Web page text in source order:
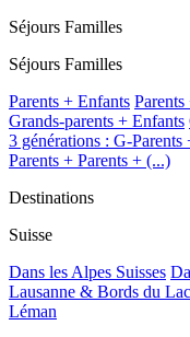
Séjours Familles
Séjours Familles
Parents + Enfants
Grands-parents + Enfants
3 générations : G-Parents
Parents + Parents + (...)
Destinations
Suisse
Dans les Alpes Suisses
Lausanne & Bords du
Léman